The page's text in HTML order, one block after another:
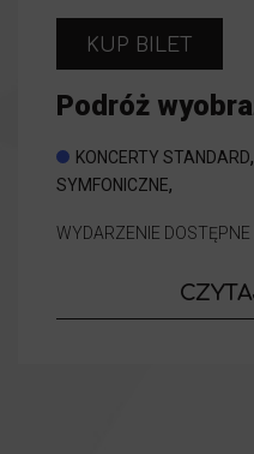
KUP BILET
Podróż
KONCERTY STANDARD,
SYMFONICZNE,
WYDARZENIE